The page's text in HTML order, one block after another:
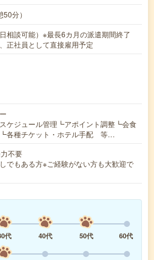
分）
相談可能）※最長6カ月の派遣期間終了
正社員として直接雇用予定
ケジュール管理┗アポイント調整┗会食
各種チケット・ホテル手配 等…
不要
でもある方※ご経験がない方も大歓迎で
代 40代 50代
60代